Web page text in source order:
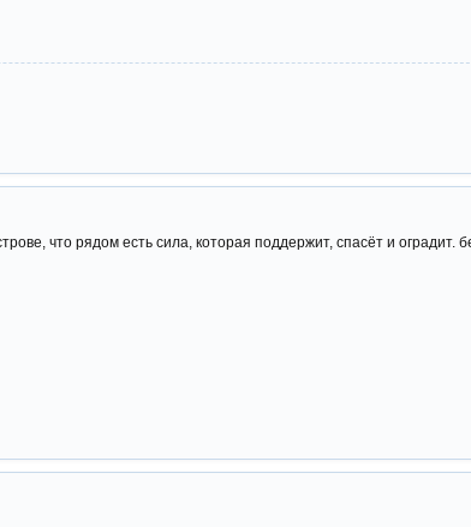
что рядом есть сила, которая поддержит, спасёт и оградит.